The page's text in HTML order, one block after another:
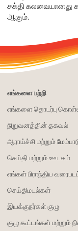
சக்தி கலவையானது
ஆகும்.
எங்களை பற்றி
எங்களை தொடர்பு
நிறுவனத்தின் தகவல்
ஆராய்ச்சி மற்றும்
செய்தி மற்றும் ஊடகம்
எங்கள் பிராந்திய
செய்திமடல்கள்
இயக்குநர்கள் குழு
குழு கூட்டங்கள் மற்றும்